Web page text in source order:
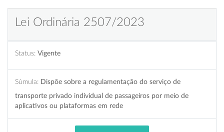
Lei Ordinária 2507/2023
Status: Vigente
Súmula: Dispõe sobre a regulamentação do serviço de
transporte privado individual de passageiros por meio de
aplicativos ou plataformas em rede